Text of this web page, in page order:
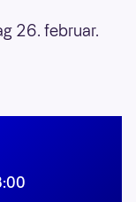
26. februar.